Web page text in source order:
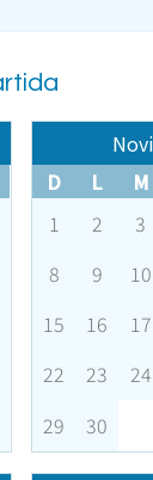
D
L M
1
2 3
8
9 10
15
16 17
22
23 24
29
30